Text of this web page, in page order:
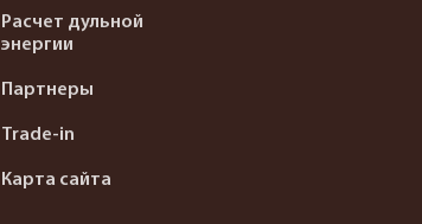
Расчет дульной
энергии
Партнеры
Trade-in
Карта сайта